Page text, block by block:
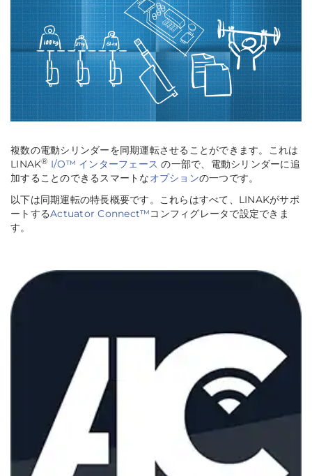
複数の電動シリンダーを同期運転させることができます。これは
LINAK® I/O™ インターフェースの一部で、電動シリンダーに追
加することのできるスマートなオプションの一つです。
以下は同期運転の特長概要です。これらはすべて、LINAKがサポ
ートするActuator Connect™コンフィグレータで設定できま
す。